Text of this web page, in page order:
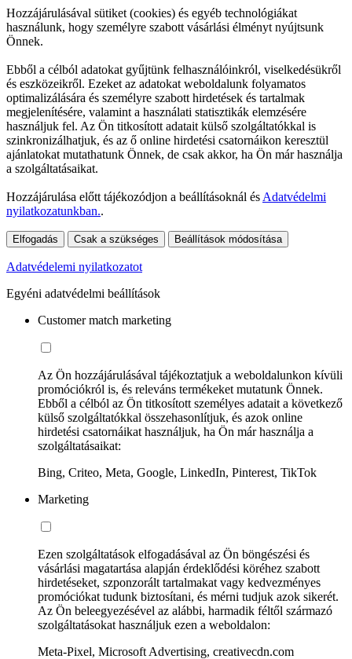
Hozzájárulásával sütiket (cookies) és egyéb technológiákat
használunk, hogy személyre szabott vásárlási élményt nyújtsunk
Önnek.
Ebből a célból adatokat gyűjtünk felhasználóinkról, viselkedésükről
és eszközeikről. Ezeket az adatokat weboldalunk folyamatos
optimalizálására és személyre szabott hirdetések és tartalmak
megjelenítésére, valamint a használati statisztikák elemzésére
használjuk fel. Az Ön titkosított adatait külső szolgáltatókkal is
szinkronizálhatjuk, és az ő online hirdetési csatornáikon keresztül
ajánlatokat mutathatunk Önnek, de csak akkor, ha Ön már használja
a szolgáltatásaikat.
Hozzájárulása előtt tájékozódjon a beállításoknál és Adatvédelmi
nyilatkozatunkban..
Elfogadás Csak a szükséges Beállítások módosítása
Adatvédelemi nyilatkozatot
Egyéni adatvédelmi beállítások
Customer match marketing
Az Ön hozzájárulásával tájékoztatjuk a weboldalunkon kívüli
promóciókról is, és releváns termékeket mutatunk Önnek.
Ebből a célból az Ön titkosított személyes adatait a következő
külső szolgáltatókkal összehasonlítjuk, és azok online
hirdetési csatornáikat használjuk, ha Ön már használja a
szolgáltatásaikat:
Bing, Criteo, Meta, Google, LinkedIn, Pinterest, TikTok
Marketing
Ezen szolgáltatások elfogadásával az Ön böngészési és
vásárlási magatartása alapján érdeklődési köréhez szabott
hirdetéseket, szponzorált tartalmakat vagy kedvezményes
promóciókat tudunk biztosítani, és mérni tudjuk azok sikerét.
Az Ön beleegyezésével az alábbi, harmadik féltől származó
szolgáltatásokat használjuk ezen a weboldalon:
Meta-Pixel, Microsoft Advertising, creativecdn.com